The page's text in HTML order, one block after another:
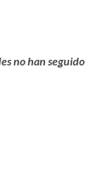
no han seguido